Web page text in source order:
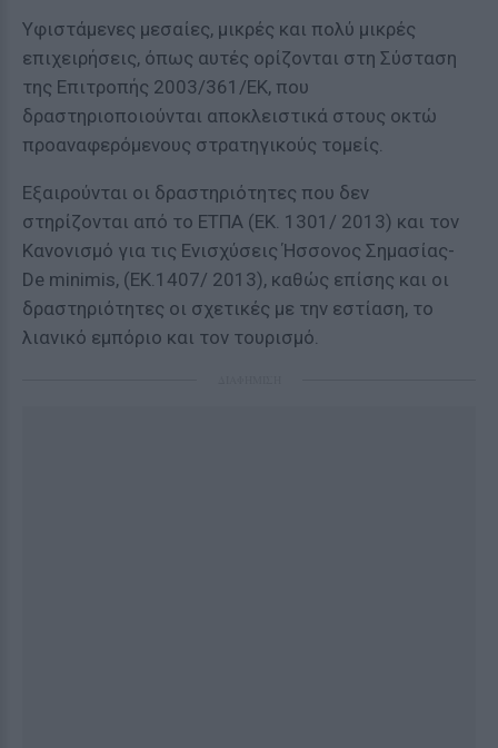
Υφιστάμενες μεσαίες, μικρές και πολύ μικρές
επιχειρήσεις, όπως αυτές ορίζονται στη Σύσταση
της Επιτροπής 2003/361/ΕΚ, που
δραστηριοποιούνται αποκλειστικά στους οκτώ
προαναφερόμενους στρατηγικούς τομείς.
Εξαιρούνται οι δραστηριότητες που δεν
στηρίζονται από το ΕΤΠΑ (ΕΚ. 1301/ 2013) και τον
Κανονισμό για τις Ενισχύσεις Ήσσονος Σημασίας-
De minimis, (ΕΚ.1407/ 2013), καθώς επίσης και οι
δραστηριότητες οι σχετικές με την εστίαση, το
λιανικό εμπόριο και τον τουρισμό.